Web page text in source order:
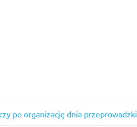
po organizację dnia przeprowadzki